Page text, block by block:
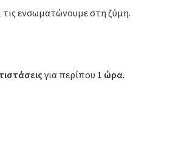
τις ενσωματώνουμε στη ζύμη.
για περίπου 1 ώρα.